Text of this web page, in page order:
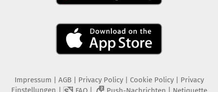
Impressum AGB Privacy Policy| Cookie Policy| Privacy
2